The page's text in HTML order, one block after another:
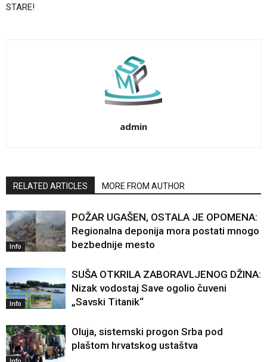
STARE!
admin
RELATED ARTICLES MORE FROM AUTHOR
Info
POŽAR UGAŠEN, OSTALA JE OPOMENA:
Regionalna deponija mora postati mnogo
bezbednije mesto
Info
SUŠA OTKRILA ZABORAVLJENOG DŽINA:
Nizak vodostaj Save ogolio čuveni
„Savski Titanik“
Oluja, sistemski progon Srba pod
plaštom hrvatskog ustaštva